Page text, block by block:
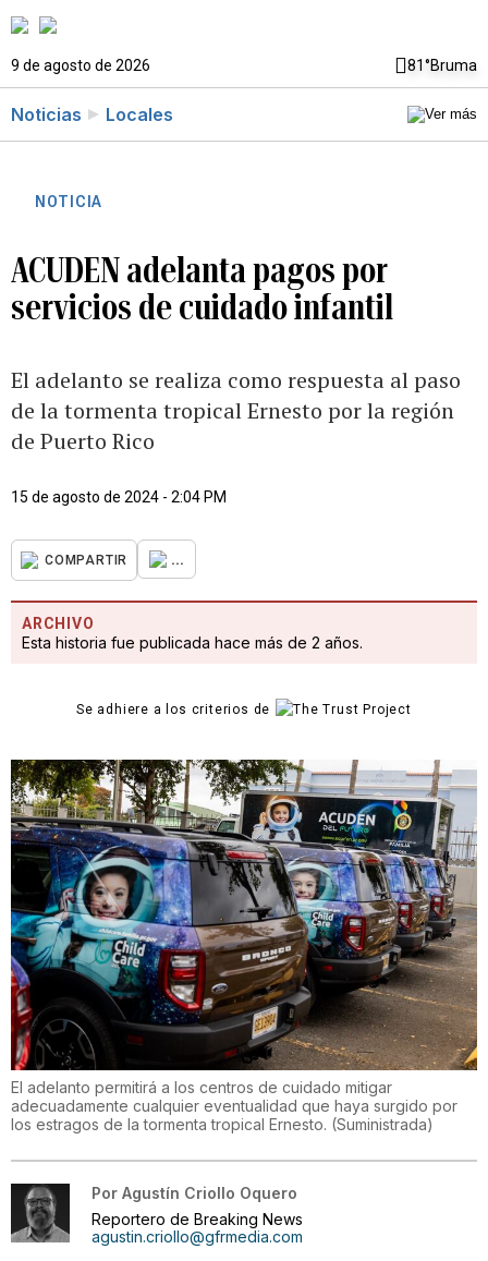
9 de agosto de 2026 81°Bruma
Noticias Locales
NOTICIA
ACUDEN adelanta pagos por
servicios de cuidado infantil
El adelanto se realiza como respuesta al paso
de la tormenta tropical Ernesto por la región
de Puerto Rico
15 de agosto de 2024 - 2:04 PM
COMPARTIR ...
ARCHIVO
Esta historia fue publicada hace más de 2 años.
Se adhiere a los criterios de
El adelanto permitirá a los centros de cuidado mitigar
adecuadamente cualquier eventualidad que haya surgido por
los estragos de la tormenta tropical Ernesto. (Suministrada)
Por Agustín Criollo Oquero
Reportero de Breaking News
agustin.criollo@gfrmedia.com